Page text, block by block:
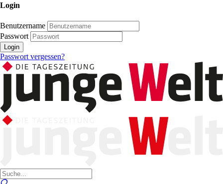
Login
Benutzername
Passwort
Login
Passwort vergessen?